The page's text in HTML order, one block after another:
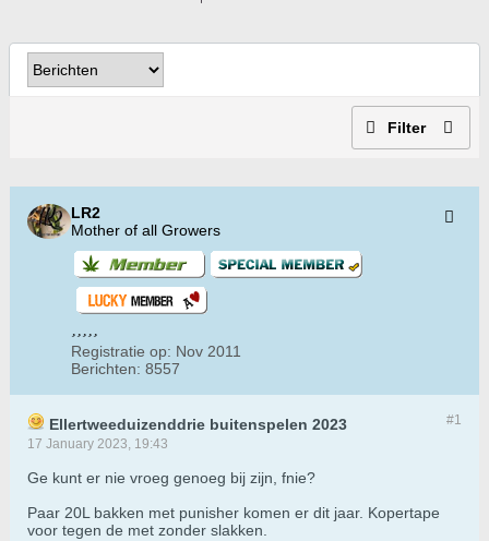
Filter
LR2
Mother of all Growers
Registratie op: Nov 2011
Berichten: 8557
#1
Ellertweeduizenddrie buitenspelen 2023
17 January 2023, 19:43
Ge kunt er nie vroeg genoeg bij zijn, fnie?
Paar 20L bakken met punisher komen er dit jaar. Kopertape
voor tegen de met zonder slakken.